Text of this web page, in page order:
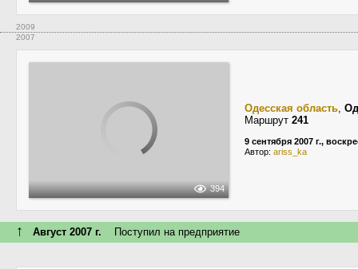
2009
2007
394
Одесская область,
Маршрут 241
9 сентября 2007 г.,
Автор: ariss_ka
↑ Август 2007 г. Поступил на предприятие